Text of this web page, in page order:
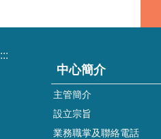
:::
中心簡介
主管簡介
設立宗旨
業務職掌及聯絡電話